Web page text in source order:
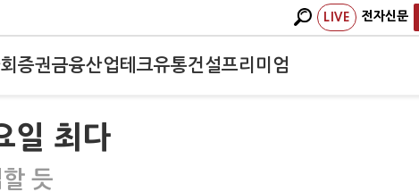
LIVE 전자신문
증권금융산업테크유통건설프리미엄
일 최다
듯